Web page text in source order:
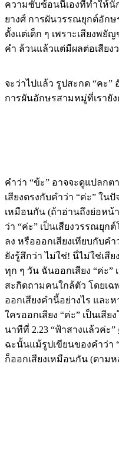
ความซับซ้อนนี้เองที่ทำให้นัก
ยางศ์ การผันวรรณยุกต์อัก
ตั้งแต่เด็ก ๆ เพราะเสียงพยั
คำ ล้วนแล้วแต่มีผลต่อเสีย
จะว่าไปแล้ว รูปสะกด “คะ
การผันอักษรสามหมู่ที่เรายั
คำว่า “ข้ะ” อาจจะดูแปลก
เสียงตรงกับคำว่า “ค่ะ” ใ
เหมือนกัน (ถ้าอ่านถึงย่อหน้
ว่า “ค่ะ” เป็นเสียงวรรณยุก
ลง หรือออกเสียงเทียบกับคำ
ยังรู้สึกว่า ไม่ใช่! นี่ไม่ใช่เสี
ทุก ๆ วัน ฉันออกเสียง “ค่ะ”
สะกิดถามคนใกล้ตัว โดยเ
ออกเสียงคำนี้อย่างไร แล
ใครออกเสียง “ค่ะ” เป็นเสี
นาทีที่ 2.23 “ฟ้าสางแล้วค่ะ”
ฉะนั้นแม้รูปเขียนของคำว่า
ก็ออกเสียงเหมือนกัน (ตาม